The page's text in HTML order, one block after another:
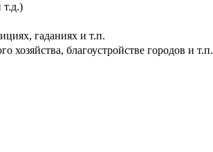
т.д.)
гаданиях и т.п.
благоустройстве городов и т.п.